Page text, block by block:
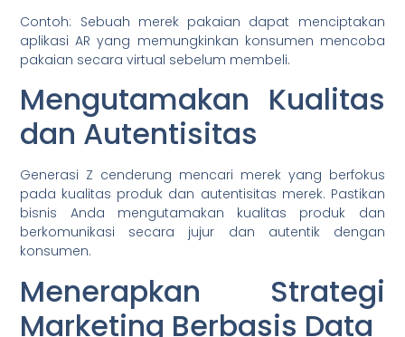
Contoh: Sebuah merek pakaian dapat menciptakan
aplikasi AR yang memungkinkan konsumen mencoba
pakaian secara virtual sebelum membeli.
Mengutamakan Kualitas
dan Autentisitas
Generasi Z cenderung mencari merek yang berfokus
pada kualitas produk dan autentisitas merek. Pastikan
bisnis Anda mengutamakan kualitas produk dan
berkomunikasi secara jujur dan autentik dengan
konsumen.
Menerapkan Strategi
Marketing Berbasis Data